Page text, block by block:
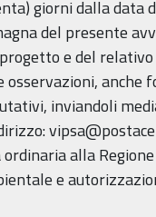
giorni dalla data
del presente
e del
anche
inviandoli
alla
e